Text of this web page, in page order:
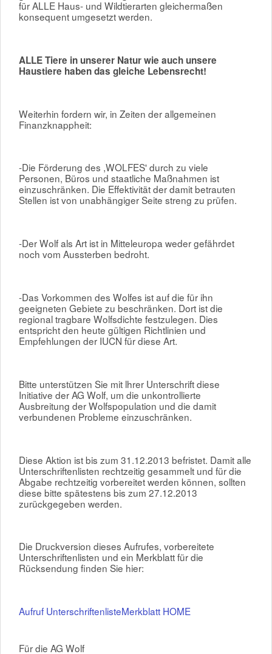
für ALLE Haus- und Wildtierarten gleichermaßen
konsequent umgesetzt werden.
ALLE Tiere in unserer Natur wie auch unsere
Haustiere haben das gleiche Lebensrecht!
Weiterhin fordern wir, in Zeiten der allgemeinen
Finanzknappheit:
-Die Förderung des ,WOLFES' durch zu viele
Personen, Büros und staatliche Maßnahmen ist
einzuschränken. Die Effektivität der damit betrauten
Stellen ist von unabhängiger Seite streng zu prüfen.
-Der Wolf als Art ist in Mitteleuropa weder gefährdet
noch vom Aussterben bedroht.
-Das Vorkommen des Wolfes ist auf die für ihn
geeigneten Gebiete zu beschränken. Dort ist die
regional tragbare Wolfsdichte festzulegen. Dies
entspricht den heute gültigen Richtlinien und
Empfehlungen der IUCN für diese Art.
Bitte unterstützen Sie mit lhrer Unterschrift diese
Initiative der AG Wolf, um die unkontrollierte
Ausbreitung der Wolfspopulation und die damit
verbundenen Probleme einzuschränken.
Diese Aktion ist bis zum 31.12.2013 befristet. Damit alle
Unterschriftenlisten rechtzeitig gesammelt und für die
Abgabe rechtzeitig vorbereitet werden können, sollten
diese bitte spätestens bis zum 27.12.2013
zurückgegeben werden.
Die Druckversion dieses Aufrufes, vorbereitete
Unterschriftenlisten und ein Merkblatt für die
Rücksendung finden Sie hier:
Aufruf UnterschriftenlisteMerkblatt HOME
Für die AG Wolf